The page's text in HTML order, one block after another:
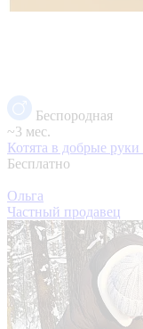
Беспородная
~3 мес.
Котята в добрые руки
Бесплатно
Ольга
Частный продавец